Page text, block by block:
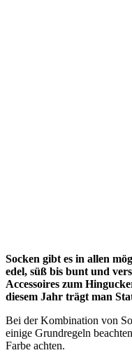
Socken gibt es in allen
edel, süß bis bunt und
Accessoires zum
diesem Jahr trägt man
Bei der Kombination von
einige Grundregeln
Farbe achten.